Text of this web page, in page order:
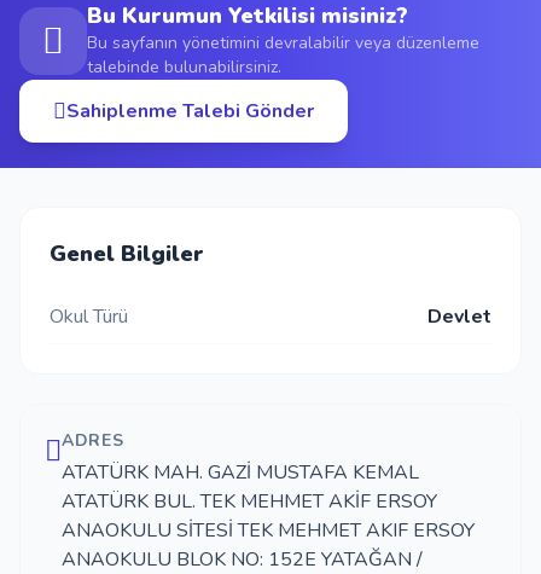
Duyurular
S.S.S.
Blog
Okul Ekle
Bu Kurumun Yetkilisi misiniz?
Bu sayfanın yönetimini devralabilir veya düzenleme
talebinde bulunabilirsiniz.
Sahiplenme Talebi Gönder
Genel Bilgiler
Okul Türü Devlet
ADRES
ATATÜRK MAH. GAZİ MUSTAFA KEMAL
ATATÜRK BUL. TEK MEHMET AKİF ERSOY
ANAOKULU SİTESİ TEK MEHMET AKIF ERSOY
ANAOKULU BLOK NO: 152E YATAĞAN /